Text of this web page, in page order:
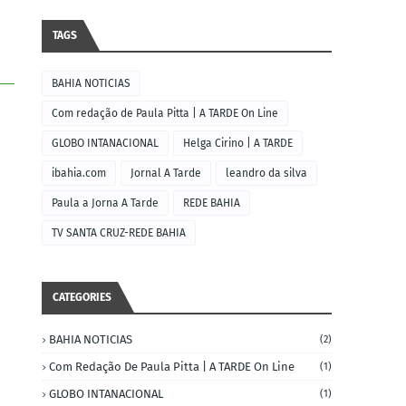
TAGS
BAHIA NOTICIAS
Com redação de Paula Pitta | A TARDE On Line
GLOBO INTANACIONAL Helga Cirino | A TARDE
ibahia.com Jornal A Tarde leandro da silva
Paula a Jorna A Tarde REDE BAHIA
TV SANTA CRUZ-REDE BAHIA
CATEGORIES
BAHIA NOTICIAS (2)
Com Redação De Paula Pitta | A TARDE On Line (1)
GLOBO INTANACIONAL (1)